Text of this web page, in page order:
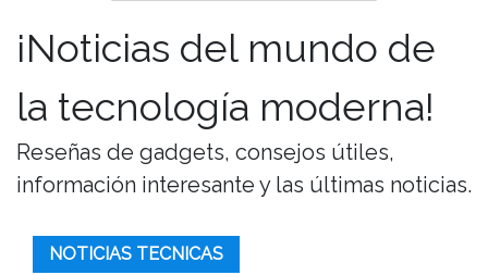
¡Noticias del mundo de
la tecnología moderna!
Reseñas de gadgets, consejos útiles,
información interesante y las últimas noticias.
NOTICIAS TECNICAS